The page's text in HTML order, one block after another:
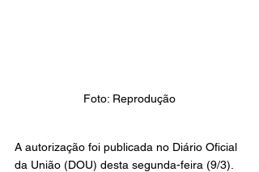
Foto: Reprodução
A autorização foi publicada no Diário Oficial
da União (DOU) desta segunda-feira (9/3).